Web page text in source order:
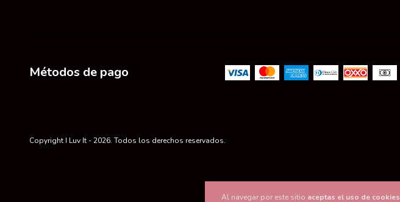
Al navegar por este sitio aceptas el uso de cookies
Métodos de pago
Copyright I Luv It - 2026. Todos los derechos reservados.